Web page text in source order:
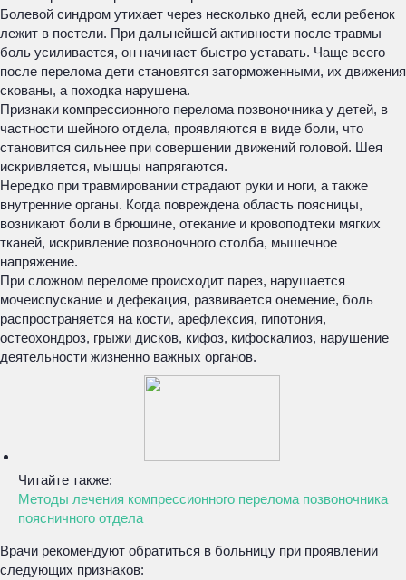
Болевой синдром утихает через несколько дней, если ребенок
лежит в постели. При дальнейшей активности после травмы
боль усиливается, он начинает быстро уставать. Чаще всего
после перелома дети становятся заторможенными, их движения
скованы, а походка нарушена.
Признаки компрессионного перелома позвоночника у детей, в
частности шейного отдела, проявляются в виде боли, что
становится сильнее при совершении движений головой. Шея
искривляется, мышцы напрягаются.
Нередко при травмировании страдают руки и ноги, а также
внутренние органы. Когда повреждена область поясницы,
возникают боли в брюшине, отекание и кровоподтеки мягких
тканей, искривление позвоночного столба, мышечное
напряжение.
При сложном переломе происходит парез, нарушается
мочеиспускание и дефекация, развивается онемение, боль
распространяется на кости, арефлексия, гипотония,
остеохондроз, грыжи дисков, кифоз, кифоскалиоз, нарушение
деятельности жизненно важных органов.
Читайте также:
Методы лечения компрессионного перелома позвоночника
поясничного отдела
Врачи рекомендуют обратиться в больницу при проявлении
следующих признаков: